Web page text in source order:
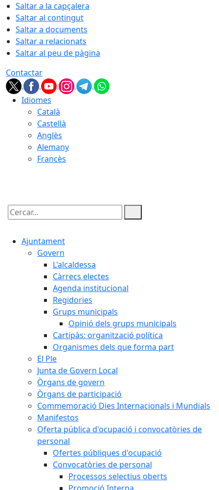
Saltar a la capçalera
Saltar al contingut
Saltar a documents
Saltar a relacionats
Saltar al peu de pàgina
Contactar
Idiomes
Català
Castellà
Anglès
Alemany
Francès
Cercar:
Ajuntament
Govern
L'alcaldessa
Càrrecs electes
Agenda institucional
Regidories
Grups municipals
Opinió dels grups municipals
Cartipàs: organització política
Organismes dels que forma part
El Ple
Junta de Govern Local
Òrgans de govern
Òrgans de participació
Commemoració Dies Internacionals i Mundials
Manifestos
Oferta pública d'ocupació i convocatòries de
personal
Ofertes públiques d'ocupació
Convocatòries de personal
Processos selectius oberts